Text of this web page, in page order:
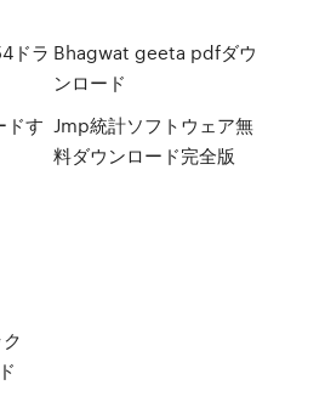
ドラ
ドす
Bhagwat geeta pdfダウ
ンロード
Jmp統計ソフトウェア無
料ダウンロード完全版